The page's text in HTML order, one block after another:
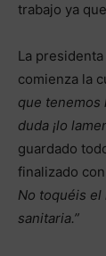
trabajo ya
La
comienza la
que tenemos
duda ¡lo
guardado
finalizado
No toquéis el
sanitaria.”